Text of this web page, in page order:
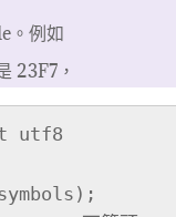
。例如
23F7，
utf8